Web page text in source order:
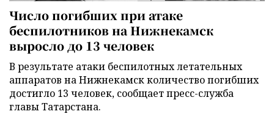
Число погибших при атаке
беспилотников на Нижнекамск
выросло до 13 человек
В результате атаки беспилотных летательных
аппаратов на Нижнекамск количество погибших
достигло 13 человек, сообщает пресс-служба
главы Татарстана.